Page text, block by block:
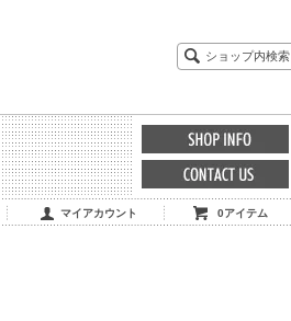
ショップ内検索
マイアカウント 0アイテム